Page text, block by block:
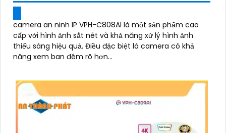
camera an ninh IP VPH-C808AI là một sản phẩm cao
cấp với hình ảnh sắt nét và khả năng xử lý hình ảnh
thiếu sáng hiệu quả. Điều đặc biệt là camera có khả
năng xem ban đêm rõ hơn...